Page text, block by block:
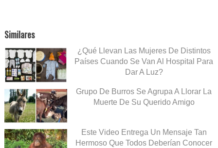
Similares
¿Qué Llevan Las Mujeres De Distintos
Países Cuando Se Van Al Hospital Para
Dar A Luz?
Grupo De Burros Se Agrupa A Llorar La
Muerte De Su Querido Amigo
Este Video Entrega Un Mensaje Tan
Hermoso Que Todos Deberían Conocer